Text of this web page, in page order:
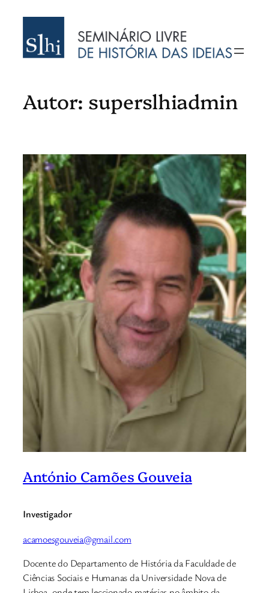
conteúdo
Autor: superslhiadmin
António Camões Gouveia
Investigador
acamoesgouveia@gmail.com
Docente do Departamento de História da Faculdade de
Ciências Sociais e Humanas da Universidade Nova de